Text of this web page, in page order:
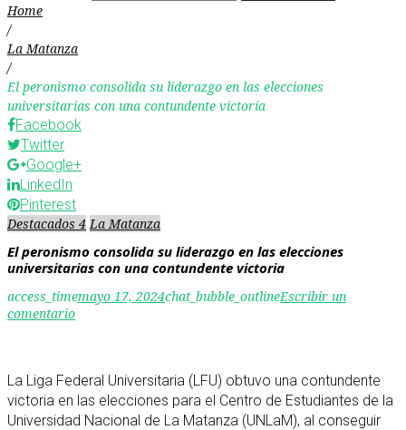
Home
/
La Matanza
/
El peronismo consolida su liderazgo en las elecciones
universitarias con una contundente victoria
Facebook
Twitter
Google+
LinkedIn
Pinterest
Destacados 4 La Matanza
El peronismo consolida su liderazgo en las elecciones
universitarias con una contundente victoria
access_timemayo 17, 2024chat_bubble_outlineEscribir un
comentario
La Liga Federal Universitaria (LFU) obtuvo una contundente
victoria en las elecciones para el Centro de Estudiantes de la
Universidad Nacional de La Matanza (UNLaM), al conseguir